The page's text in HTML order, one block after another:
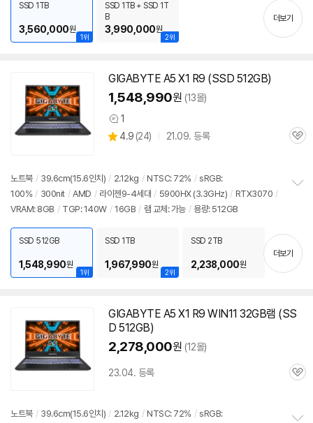
기
1위
SSD 1TB
3,560,000원
2위
SSD 1TB + SSD 1T
B
3,990,000원
더보기
GIGABYTE A5 X1 R9 (SSD 512GB)
1,548,990원 (13몰)
상
품
1
별
4.9 (상
뷰
24) 21.09. 등록
관
노트북 / 39.6cm(15.6인치) / 2.12kg / NTSC: 72% / sRGB:
100% / 300nit / AMD / 라이젠9-4세대 / 5900HX (3.3GHz) / RTX3070 /
VRAM: 8GB / TGP: 140W / 16GB / 램 교체: 가능 / 용량: 512GB
기
1위
SSD 512GB
1,548,990원
2위
SSD 1TB
1,967,990원
SSD 2TB
2,238,000원
더보기
GIGABYTE A5 X1 R9 WIN11 32GB램 (SS
D 512GB)
2,278,000원 (12몰)
23.04. 등록
관
노트북 / 39.6cm(15.6인치) / 2.12kg / NTSC: 72% / sRGB: